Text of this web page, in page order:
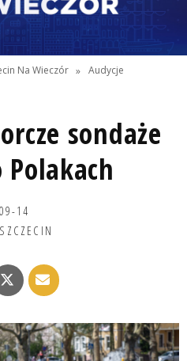
Na Wieczór » Audycje
sondaże
14